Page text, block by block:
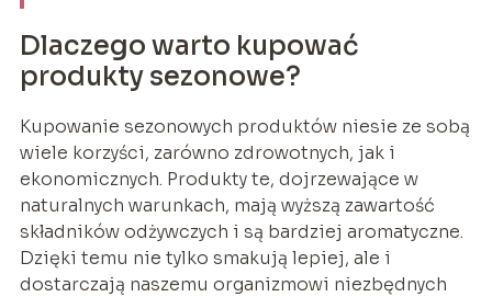
Dlaczego warto kupować
produkty sezonowe?
Kupowanie sezonowych produktów niesie ze sobą
wiele korzyści, zarówno zdrowotnych, jak i
ekonomicznych. Produkty te, dojrzewające w
naturalnych warunkach, mają wyższą zawartość
składników odżywczych i są bardziej aromatyczne.
Dzięki temu nie tylko smakują lepiej, ale i
dostarczają naszemu organizmowi niezbędnych